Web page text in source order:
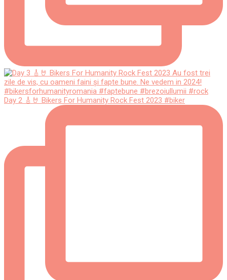
Day 2 🎸🤘 Bikers For Humanity Rock Fest 2023 #biker